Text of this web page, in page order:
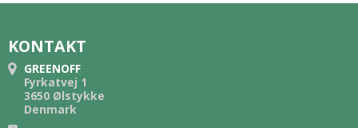
KONTAKT
GREENOFF
Fyrkatvej 1
3650 Ølstykke
Denmark